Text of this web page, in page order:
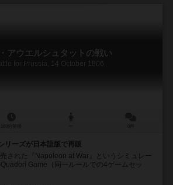
アウエルシュタットの戦い
for Prussia, 14 October 1806
リーズが日本語版で再販
された『Napoleon at War』というシミュレー
Game（同一ルールでの4ゲームセッ